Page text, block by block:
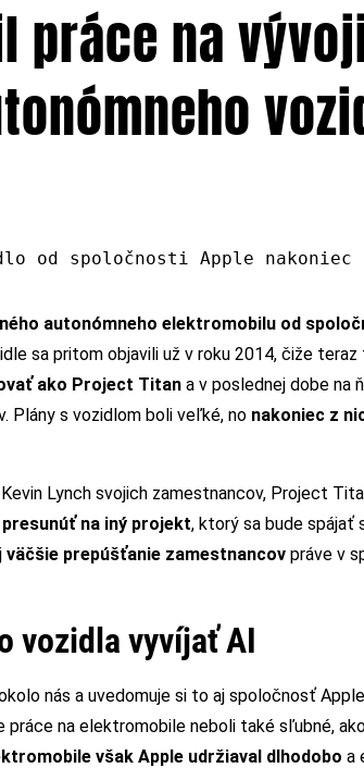
práce na
od spoločnosti Apple
autonómneho elektromobilu od
sa pritom objavili už v roku 2014, čiže teraz
ako Project Titan a v poslednej dobe na
Plány s vozidlom boli veľké, no nakoniec z
Lynch svojich zamestnancov, Project
na iný projekt, ktorý sa bude spájať
väčšie prepúšťanie zamestnancov práve v
vozidla vyvíjať AI
nás a uvedomuje si to aj spoločnosť
práce na elektromobile neboli také sľubné,
však Apple udržiaval dlhodobo a